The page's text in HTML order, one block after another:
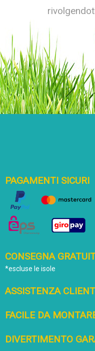
PAGAMENTI SICURI
CONSEGNA
*escluse le isole
ASSISTENZA
FACILE DA
DIVERTIMENTO